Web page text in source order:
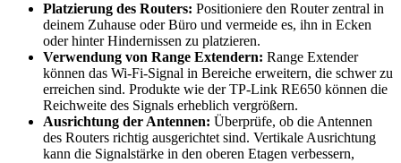
Platzierung des Routers: Positioniere den Router zentral in
deinem Zuhause oder Büro und vermeide es, ihn in Ecken
oder hinter Hindernissen zu platzieren.
Verwendung von Range Extendern: Range Extender
können das Wi-Fi-Signal in Bereiche erweitern, die schwer zu
erreichen sind. Produkte wie der TP-Link RE650 können die
Reichweite des Signals erheblich vergrößern.
Ausrichtung der Antennen: Überprüfe, ob die Antennen
des Routers richtig ausgerichtet sind. Vertikale Ausrichtung
kann die Signalstärke in den oberen Etagen verbessern,